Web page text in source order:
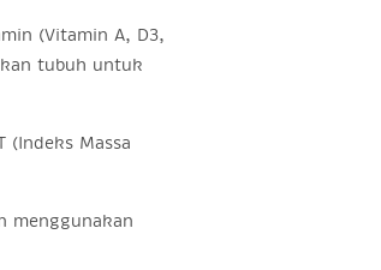
(Vitamin A, D3,
tubuh untuk
(Indeks Massa
menggunakan